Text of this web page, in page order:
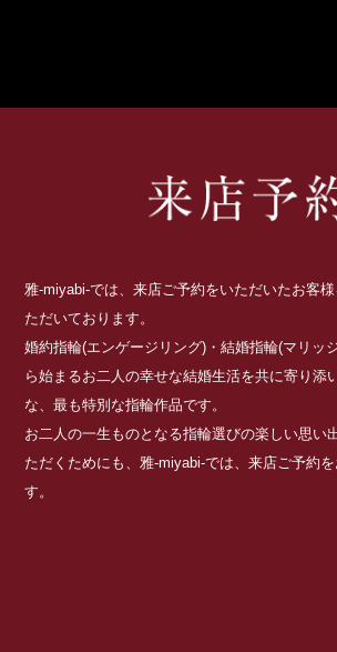
雅-miyabi-では、来店ご予約をいただいたお客
ただいております。
婚約指輪(エンゲージリング)・結婚指輪(マリッ
ら始まるお二人の幸せな結婚生活を共に寄り添
な、最も特別な指輪作品です。
お二人の一生ものとなる指輪選びの楽しい思い
ただくためにも、雅-miyabi-では、来店ご予約
す。